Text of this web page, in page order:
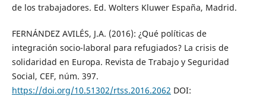
de los trabajadores. Ed. Wolters Kluwer España, Madrid.
FERNÁNDEZ AVILÉS, J.A. (2016): ¿Qué políticas de
integración socio-laboral para refugiados? La crisis de
solidaridad en Europa. Revista de Trabajo y Seguridad
Social, CEF, núm. 397.
https://doi.org/10.51302/rtss.2016.2062 DOI: